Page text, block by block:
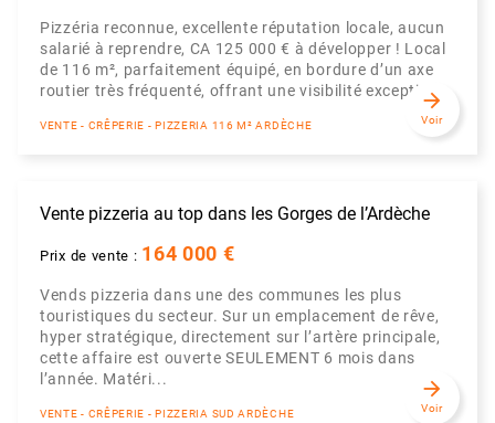
Pizzéria reconnue, excellente réputation locale, aucun
salarié à reprendre, CA 125 000 € à développer ! Local
de 116 m², parfaitement équipé, en bordure d’un axe
routier très fréquenté, offrant une visibilité exception...
VENTE - CRÊPERIE - PIZZERIA 116 M² ARDÈCHE
arrow_forward
Voir
Vente pizzeria au top dans les Gorges de l’Ardèche
Prix de vente : 164 000 €
Vends pizzeria dans une des communes les plus
touristiques du secteur. Sur un emplacement de rêve,
hyper stratégique, directement sur l’artère principale,
cette affaire est ouverte SEULEMENT 6 mois dans
l’année. Matéri...
VENTE - CRÊPERIE - PIZZERIA SUD ARDÈCHE
arrow_forward
Voir